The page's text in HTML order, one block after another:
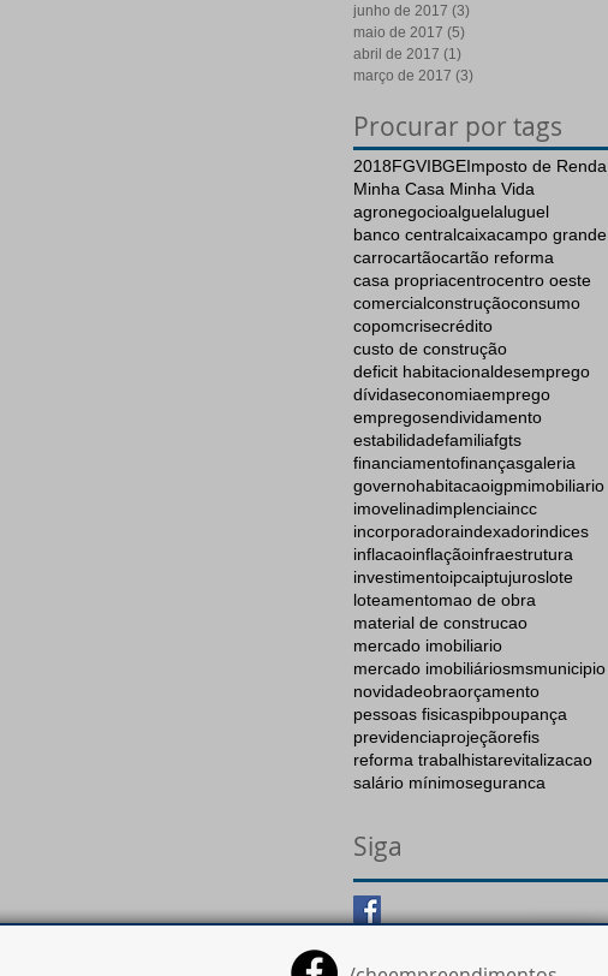
junho de 2017 (3)
maio de 2017 (5)
abril de 2017 (1)
março de 2017 (3)
Procurar por tags
2018FGVIBGEImposto de Renda
Minha Casa Minha Vida
agronegocioalguelaluguel
banco centralcaixacampo grande
carrocartãocartão reforma
casa propriacentrocentro oeste
comercialconstruçãoconsumo
copomcrisecrédito
custo de construção
deficit habitacionaldesemprego
dívidaseconomiaemprego
empregosendividamento
estabilidadefamiliafgts
financiamentofinançasgaleria
governohabitacaoigpmimobiliario
imovelinadimplenciaincc
incorporadoraindexadorindices
inflacaoinflaçãoinfraestrutura
investimentoipcaiptujuroslote
loteamentomao de obra
material de construcao
mercado imobiliario
mercado imobiliáriosmsmunicipio
novidadeobraorçamento
pessoas fisicaspibpoupança
previdenciaprojeçãorefis
reforma trabalhistarevitalizacao
salário mínimoseguranca
Siga